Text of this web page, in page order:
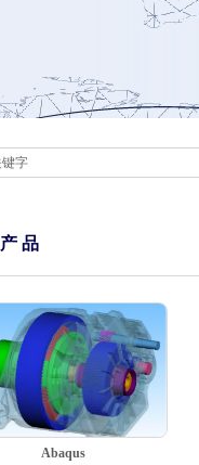
品
Abaqus